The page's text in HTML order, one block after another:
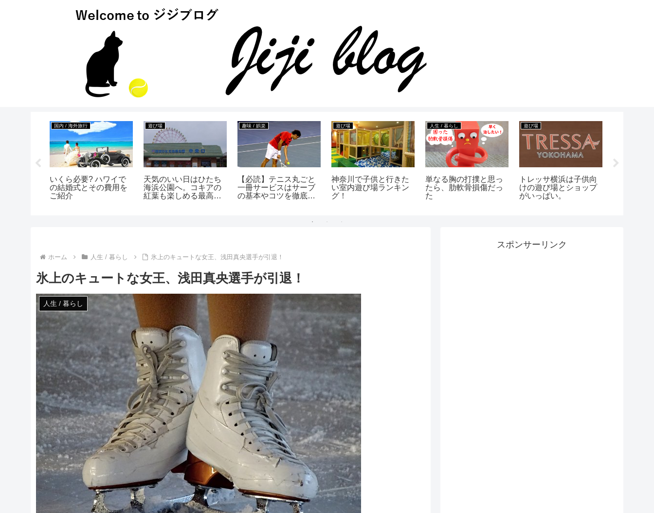
国内 / 海外旅行
いくら必要? ハワイで
の結婚式とその費用を
ご紹介
遊び場
天気のいい日はひたち
海浜公園へ。コキアの
紅葉も楽しめる最高の
趣味 / 娯楽
【必読】テニス丸ごと
一冊サービスはサーブ
の基本やコツを徹底解
遊び場
神奈川で子供と行きた
い室内遊び場ランキン
グ！
人生 / 暮らし
単なる胸の打撲と思っ
たら、肋軟骨損傷だっ
た
遊び場
トレッサ横浜は子供向
けの遊び場とショップ
がいっぱい。
ホーム 人生 / 暮らし 氷上のキュートな女王、浅田真央選手が引退！
氷上のキュートな女王、浅田真央選手が引退！
人生 / 暮らし
スポンサーリンク